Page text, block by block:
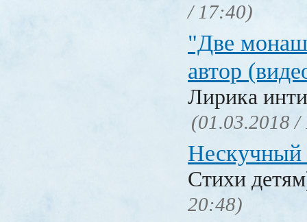
/ 17:40)
"Две
автор
Лирика
(01.03.2018 /
Нескучный
Стихи
20:48)